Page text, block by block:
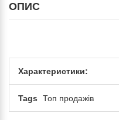
ОПИС
Характеристики:
Tags Топ продажів